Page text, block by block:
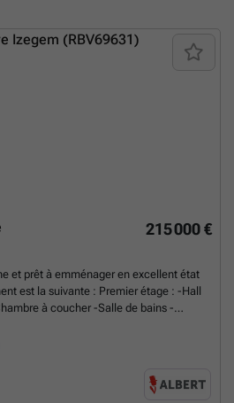
215 000 €
et prêt à emménager en excellent état
est la suivante : Premier étage : -Hall
à coucher -Salle de bains -
: -2 salles de bains -Logement économe
via ### ou contactez Maxim au